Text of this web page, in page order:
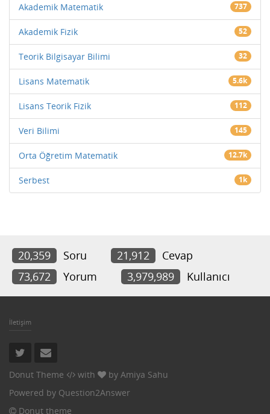
Akademik Matematik 737
Akademik Fizik 52
Teorik Bilgisayar Bilimi 32
Lisans Matematik 5.6k
Lisans Teorik Fizik 112
Veri Bilimi 145
Orta Öğretim Matematik 12.7k
Serbest 1k
20,359 Soru 21,912
Cevap
73,672
Yorum 3,979,989 Kullanıcı
İletişim
Donut Theme with by Amiya Sahu
Powered by Question2Answer
Donut theme